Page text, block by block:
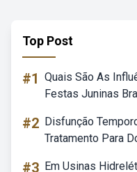
Top Post
#1 Quais São As
Festas Juninas
#2 Disfunção
Tratamento Para
#3 Em Usinas